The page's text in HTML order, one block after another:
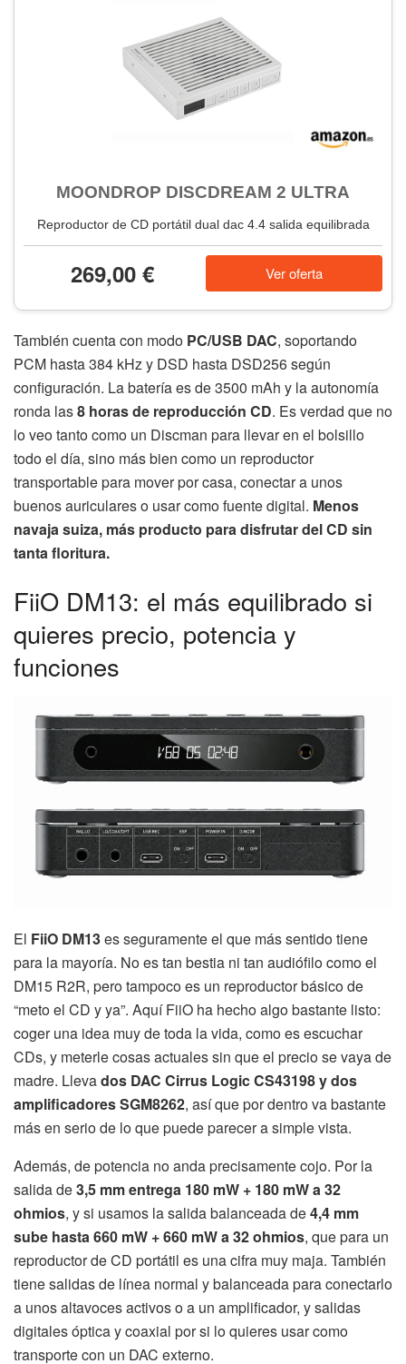
MOONDROP DISCDREAM 2 ULTRA
Reproductor de CD portátil dual dac 4.4 salida equilibrada
269,00 € Ver oferta
También cuenta con modo PC/USB DAC, soportando
PCM hasta 384 kHz y DSD hasta DSD256 según
configuración. La batería es de 3500 mAh y la autonomía
ronda las8 horas de reproducción CD. Es verdad que no
lo veo tanto como un Discman para llevar en el bolsillo
todo el día, sino más bien como un reproductor
transportable para mover por casa, conectar a unos
buenos auriculares o usar como fuente digital. Menos
navaja suiza, más producto para disfrutar del CD sin
tanta floritura.
FiiO DM13: el más equilibrado si
quieres precio, potencia y
funciones
El FiiO DM13es seguramente el que más sentido tiene
para la mayoría. No es tan bestia ni tan audiófilo como el
DM15 R2R, pero tampoco es un reproductor básico de
“meto el CD y ya”. Aquí FiiO ha hecho algo bastante listo:
coger una idea muy de toda la vida, como es escuchar
CDs, y meterle cosas actuales sin que el precio se vaya de
madre. Llevados DAC Cirrus Logic CS43198 y dos
amplificadores SGM8262, así que por dentro va bastante
más en serio de lo que puede parecer a simple vista.
Además, de potencia no anda precisamente cojo. Por la
salida de3,5 mm entrega 180 mW + 180 mW a 32
ohmios, y si usamos la salida balanceada de4,4 mm
sube hasta 660 mW + 660 mW a 32 ohmios, que para un
reproductor de CD portátil es una cifra muy maja. También
tiene salidas de línea normal y balanceada para conectarlo
a unos altavoces activos o a un amplificador, y salidas
digitales óptica y coaxial por si lo quieres usar como
transporte con un DAC externo.